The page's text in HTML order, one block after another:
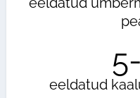
eeldatud